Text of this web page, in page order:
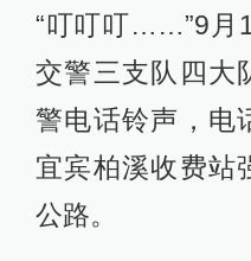
“叮叮叮……”9月
交警三支队四大
警电话铃声，电
宜宾柏溪收费站
公路。